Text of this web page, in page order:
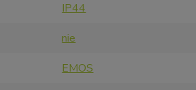
IP44
nie
EMOS